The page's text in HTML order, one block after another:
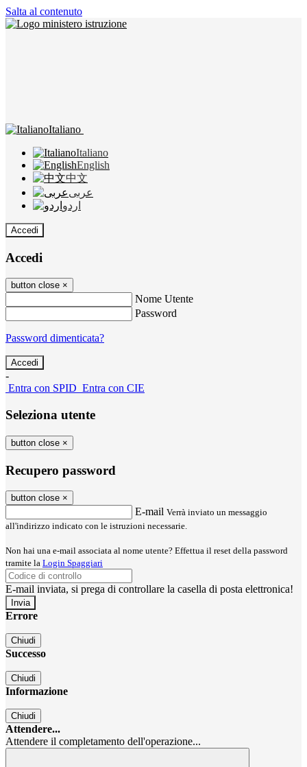
Salta al contenuto
Italiano
Italiano
English
中文
عربى
اردو
Accedi
Accedi
button close ×
Nome Utente
Password
Password dimenticata?
-
Entra con SPID Entra con CIE
Seleziona utente
button close ×
Recupero password
button close ×
E-mail Verrà inviato un messaggio
all'indirizzo indicato con le istruzioni necessarie.
Non hai una e-mail associata al nome utente? Effettua il reset della password
tramite la Login Spaggiari
E-mail inviata, si prega di controllare la casella di posta elettronica!
Errore
Chiudi
Successo
Chiudi
Informazione
Chiudi
Attendere...
Attendere il completamento dell'operazione...